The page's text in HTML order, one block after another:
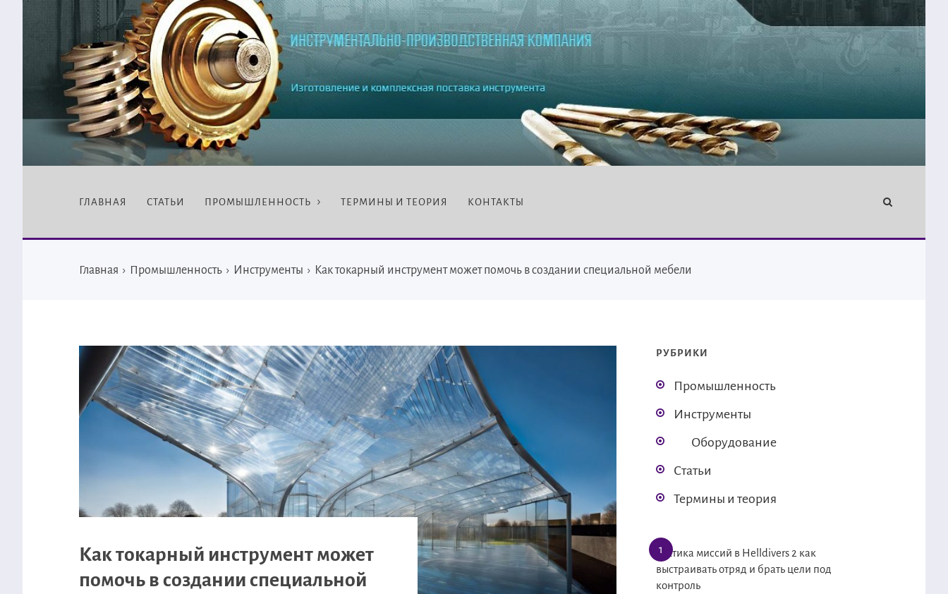
ГЛАВНАЯ СТАТЬИ ПРОМЫШЛЕННОСТЬ ТЕРМИНЫ И ТЕОРИЯ КОНТАКТЫ
Главная › Промышленность › Инструменты › Как токарный инструмент может помочь в создании специальной мебели
Как токарный инструмент может
помочь в создании специальной
РУБРИКИ
Промышленность
Инструменты
Оборудование
Статьи
Термины и теория
Тактика миссий в Helldivers 2 как
выстраивать отряд и брать цели под
контроль